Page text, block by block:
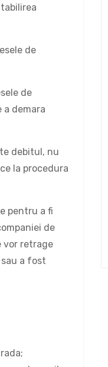
de
de
demara
debitul, nu
la procedura
pentru a fi
de
vor retrage
a fost